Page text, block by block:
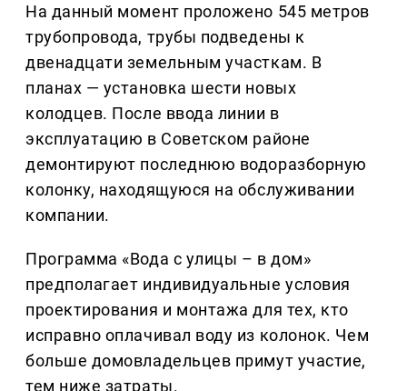
На данный момент проложено 545 метров
трубопровода, трубы подведены к
двенадцати земельным участкам. В
планах — установка шести новых
колодцев. После ввода линии в
эксплуатацию в Советском районе
демонтируют последнюю водоразборную
колонку, находящуюся на обслуживании
компании.
Программа «Вода с улицы – в дом»
предполагает индивидуальные условия
проектирования и монтажа для тех, кто
исправно оплачивал воду из колонок. Чем
больше домовладельцев примут участие,
тем ниже затраты.